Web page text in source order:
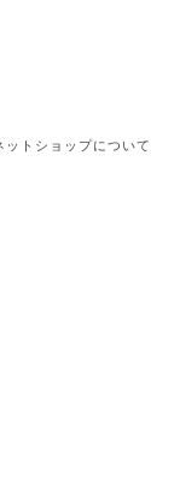
トショップについて